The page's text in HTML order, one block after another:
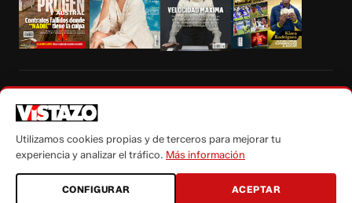
autorización escrita de su titular, de todos los contenidos de Vistazo.com.
Utilizamos cookies propias y de terceros para mejorar tu
experiencia y analizar el tráfico. Más información
CONFIGURAR ACEPTAR